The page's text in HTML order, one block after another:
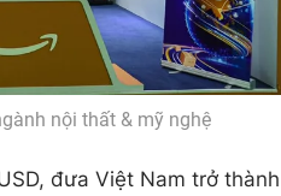
nội thất & mỹ nghệ
đưa Việt Nam trở thành